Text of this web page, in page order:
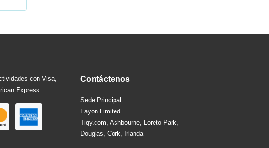
con Visa,
Express.
Contáctenos
Sede Principal
Fayon Limited
Tiqy.com, Ashbourne, Loreto Park,
Douglas, Cork, Irlanda